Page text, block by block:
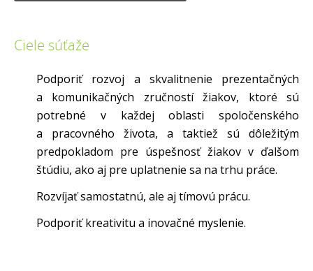
Ciele súťaže
Podporiť rozvoj a skvalitnenie prezentačných
a komunikačných zručností žiakov, ktoré sú
potrebné v každej oblasti spoločenského
a pracovného života, a taktiež sú dôležitým
predpokladom pre úspešnosť žiakov v ďalšom
štúdiu, ako aj pre uplatnenie sa na trhu práce.
Rozvíjať samostatnú, ale aj tímovú prácu.
Podporiť kreativitu a inovačné myslenie.